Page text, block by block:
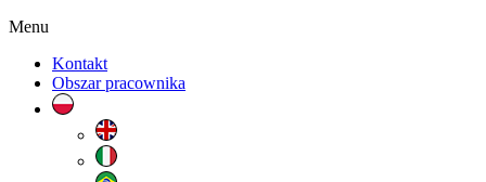
Menu
Kontakt
Obszar pracownika